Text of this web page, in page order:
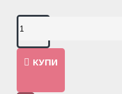
КУПИ